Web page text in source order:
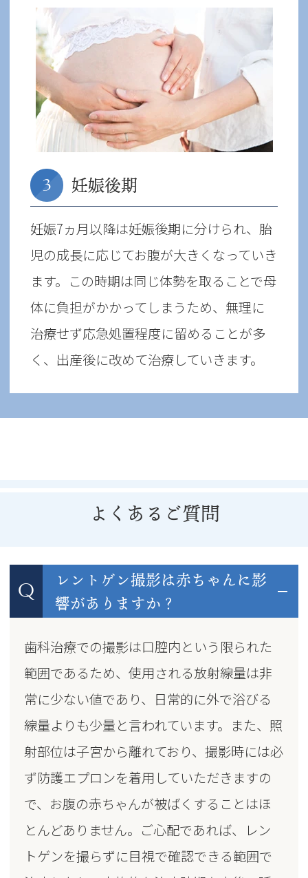
3 妊娠後期
妊娠7ヵ月以降は妊娠後期に分けられ、胎
児の成長に応じてお腹が大きくなっていき
ます。この時期は同じ体勢を取ることで母
体に負担がかかってしまうため、無理に
治療せず応急処置程度に留めることが多
く、出産後に改めて治療していきます。
よくあるご質問
Q
レントゲン撮影は赤ちゃんに影
響がありますか？
歯科治療での撮影は口腔内という限られた
範囲であるため、使用される放射線量は非
常に少ない値であり、日常的に外で浴びる
線量よりも少量と言われています。また、照
射部位は子宮から離れており、撮影時には必
ず防護エプロンを着用していただきますの
で、お腹の赤ちゃんが被ばくすることはほ
とんどありません。ご心配であれば、レン
トゲンを撮らずに目視で確認できる範囲で